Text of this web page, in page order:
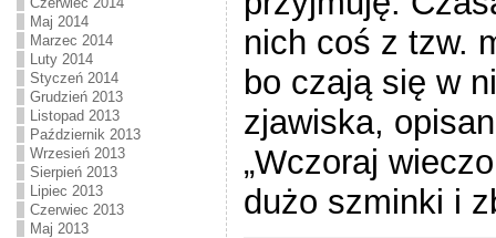
Maj 2014
Marzec 2014
Luty 2014
Styczeń 2014
Grudzień 2013
Listopad 2013
Październik 2013
Wrzesień 2013
Sierpień 2013
Lipiec 2013
Czerwiec 2013
Maj 2013
nich coś z tzw.
bo czają się w
zjawiska,
„Wczoraj
dużo szminki i